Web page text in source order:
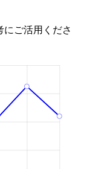
ご活用くださ